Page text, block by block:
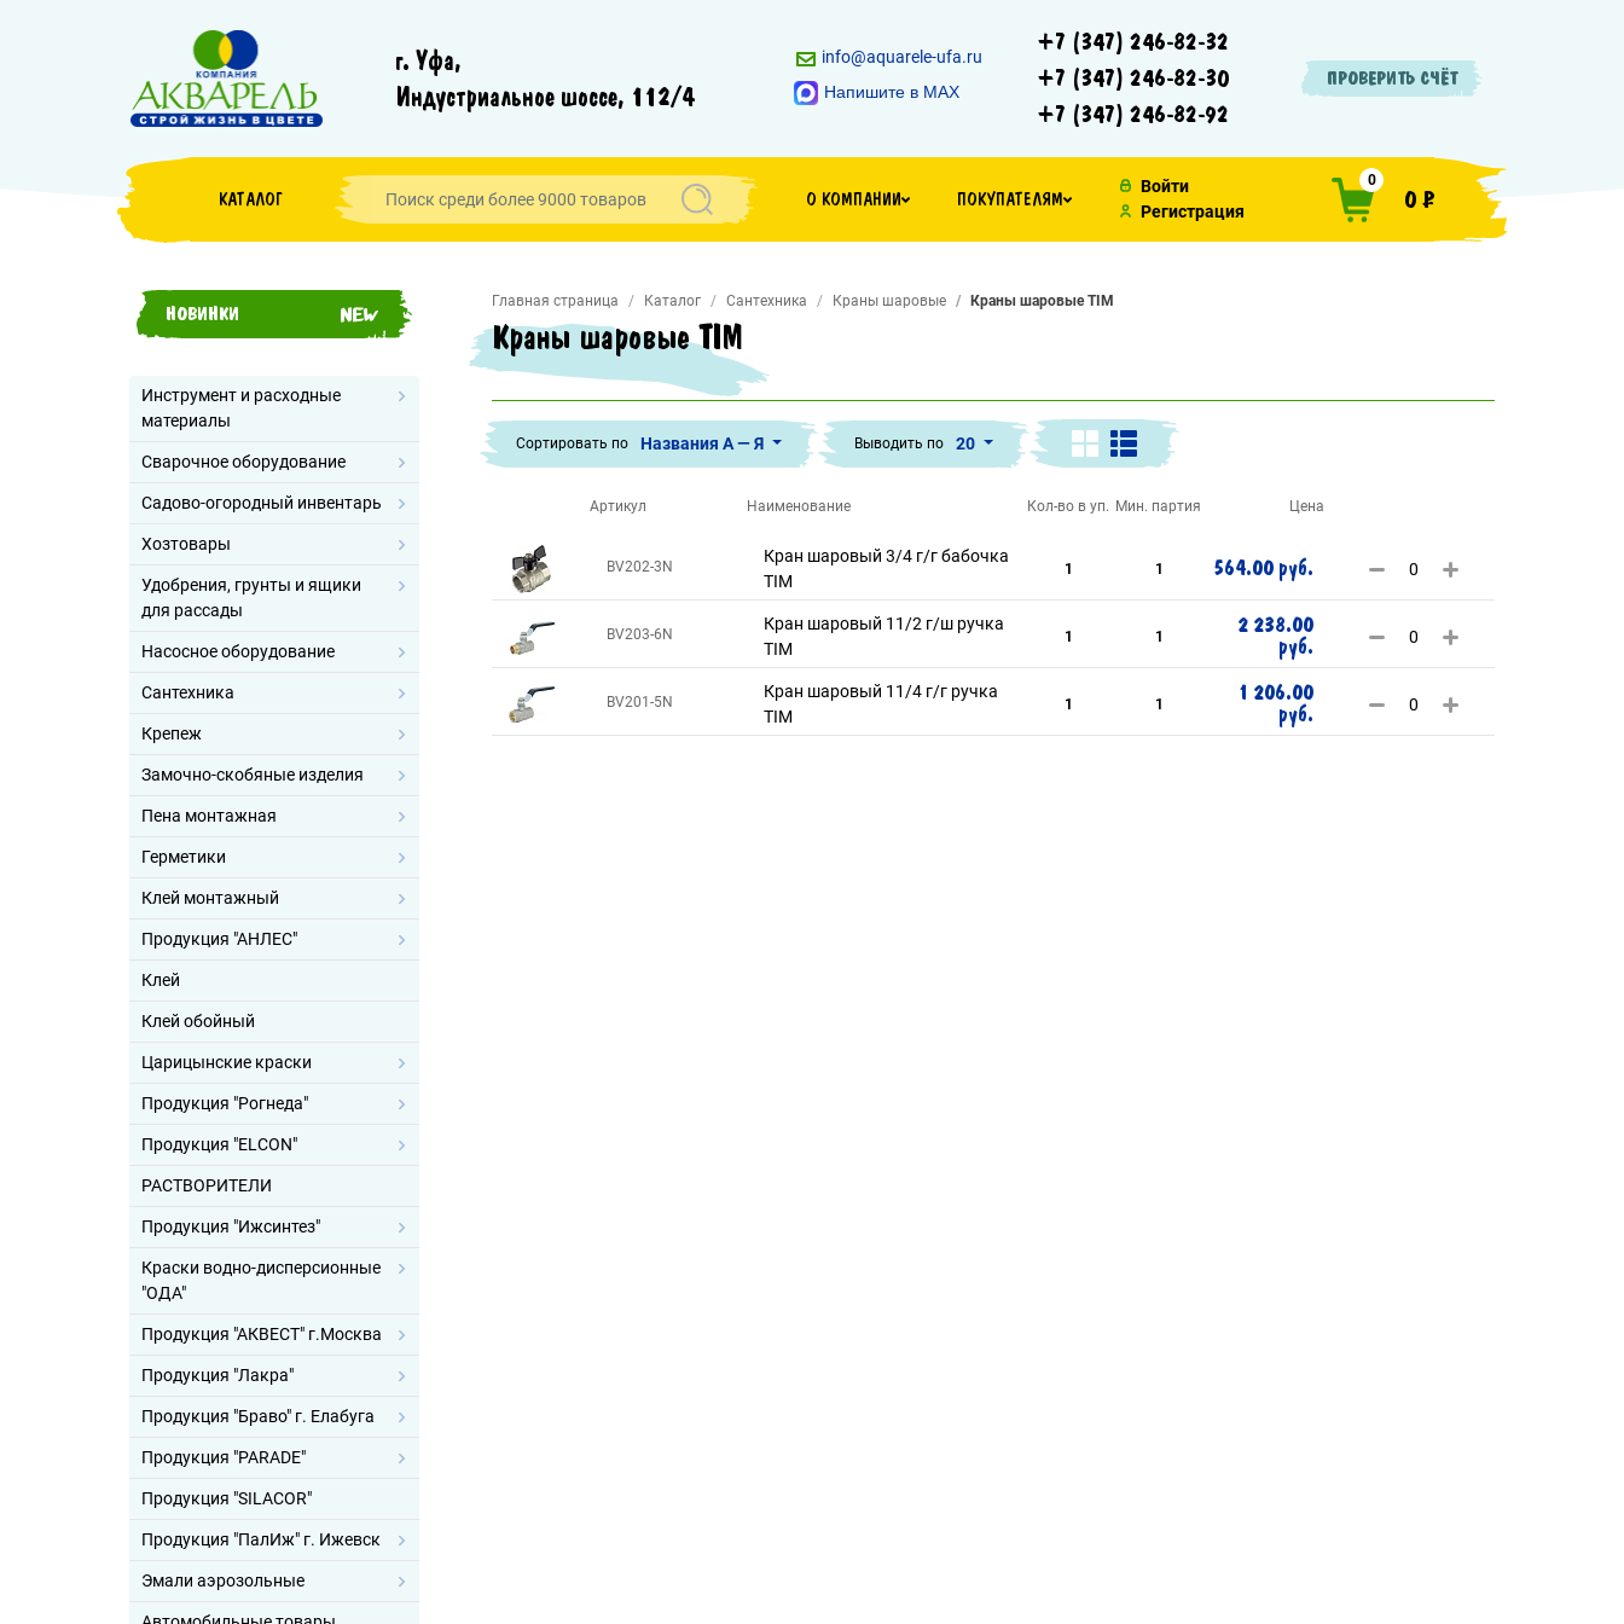
г. Уфа,
Индустриальное шоссе, 112/4
info@aquarele-ufa.ru
Напишите в MAX
+7 (347) 246-82-32
+7 (347) 246-82-30
+7 (347) 246-82-92
ПРОВЕРИТЬ СЧЁТ
КАТАЛОГ О КОМПАНИИ ПОКУПАТЕЛЯМ
Войти
Регистрация
0
0 ₽
НОВИНКИ
Инструмент и расходные
материалы
Сварочное оборудование
Садово-огородный инвентарь
Хозтовары
Удобрения, грунты и ящики
для рассады
Насосное оборудование
Сантехника
Крепеж
Замочно-скобяные изделия
Пена монтажная
Герметики
Клей монтажный
Продукция "АНЛЕС"
Клей
Клей обойный
Царицынские краски
Продукция "Рогнеда"
Продукция "ELCON"
РАСТВОРИТЕЛИ
Продукция "Ижсинтез"
Краски водно-дисперсионные
"ОДА"
Продукция "АКВЕСТ" г.Москва
Продукция "Лакра"
Продукция "Браво" г. Елабуга
Продукция "PARADE"
Продукция "SILACOR"
Продукция "ПалИж" г. Ижевск
Эмали аэрозольные
Главная страница Каталог Сантехника Краны шаровые Краны шаровые TIM
Краны шаровые TIM
Cортировать по Названия А — Я Выводить по 20
Артикул Наименование Кол-во в уп. Мин. партия Цена
BV202-3N
Кран шаровый 3/4 г/г бабочка
TIM
1 1 564.00 руб.
BV203-6N
Кран шаровый 11/2 г/ш ручка
TIM
1 1 2 238.00
руб.
BV201-5N
Кран шаровый 11/4 г/г ручка
TIM
1 1 1 206.00
руб.